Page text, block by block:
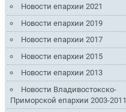
Новости епархии 2021
Новости епархии 2019
Новости епархии 2017
Новости епархии 2015
Новости епархии 2013
Новости Владивостокско-
Приморской епархии 2003-2011